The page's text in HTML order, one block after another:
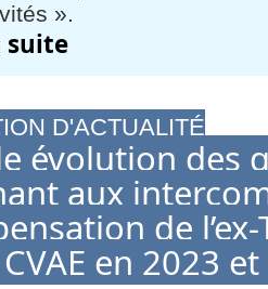
».
suite
D'ACTUALITÉ
évolution des
aux
de
en 2023